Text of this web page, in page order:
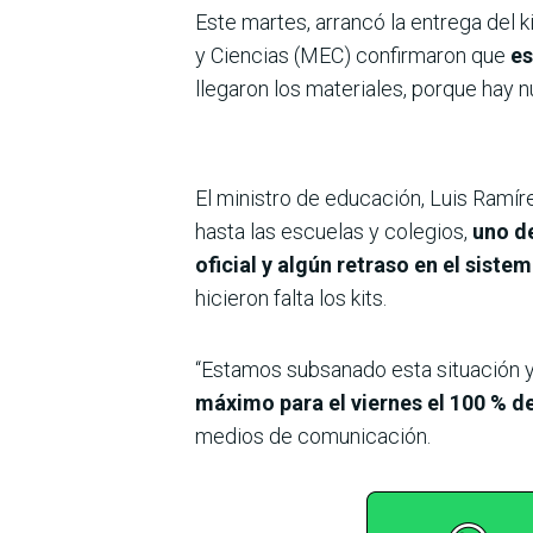
Este martes, arrancó la entrega del
y Ciencias (MEC) confirmaron que
llegaron los materiales, porque hay
El ministro de educación, Luis
hasta las escuelas y colegios, uno
oficial y algún retraso en el
hicieron falta los kits.
“Estamos subsanado esta
máximo para el viernes el 100 %
medios de comunicación.